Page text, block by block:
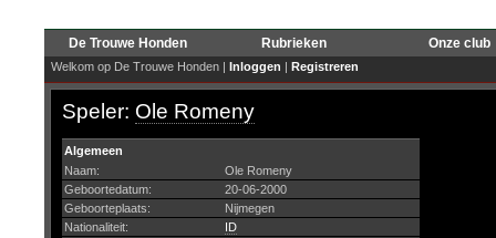
De Trouwe Honden Rubrieken Onze club
Welkom op De Trouwe Honden | Inloggen | Registreren
Speler: Ole Romeny
Algemeen
Naam:
Ole Romeny
Geboortedatum:
20-06-2000
Geboorteplaats:
Nijmegen
Nationaliteit:
ID